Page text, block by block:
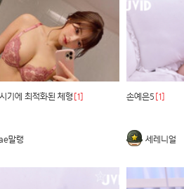
기에 최적화된 체형 [1]
말랭
손예은5 [1]
세레니얼